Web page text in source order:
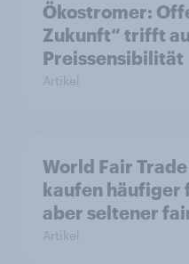
Ökostromer:
Zukunft“ trifft
Preissensibilität
Artikel
World Fair
kaufen häufiger
aber seltener
Artikel